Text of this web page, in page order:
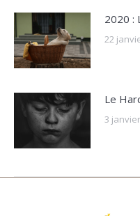
2020 :
22
Le
3